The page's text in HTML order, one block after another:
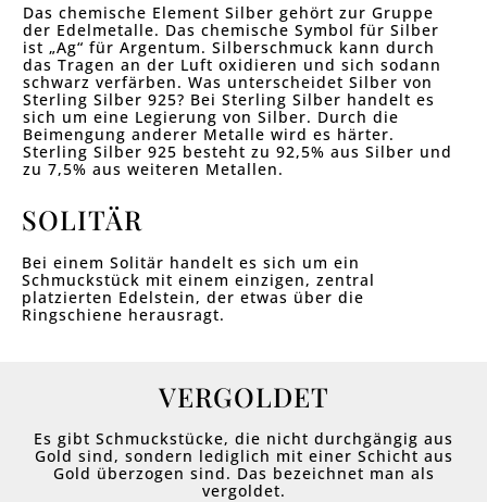
Das chemische Element Silber gehört zur Gruppe
der Edelmetalle. Das chemische Symbol für Silber
ist „Ag“ für Argentum. Silberschmuck kann durch
das Tragen an der Luft oxidieren und sich sodann
schwarz verfärben. Was unterscheidet Silber von
Sterling Silber 925? Bei Sterling Silber handelt es
sich um eine Legierung von Silber. Durch die
Beimengung anderer Metalle wird es härter.
Sterling Silber 925 besteht zu 92,5% aus Silber und
zu 7,5% aus weiteren Metallen.
SOLITÄR
Bei einem Solitär handelt es sich um ein
Schmuckstück mit einem einzigen, zentral
platzierten Edelstein, der etwas über die
Ringschiene herausragt.
VERGOLDET
Es gibt Schmuckstücke, die nicht durchgängig aus
Gold sind, sondern lediglich mit einer Schicht aus
Gold überzogen sind. Das bezeichnet man als
vergoldet.